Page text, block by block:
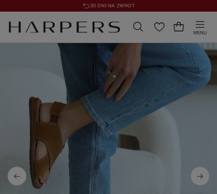
30 DNI NA ZWROT
MENU